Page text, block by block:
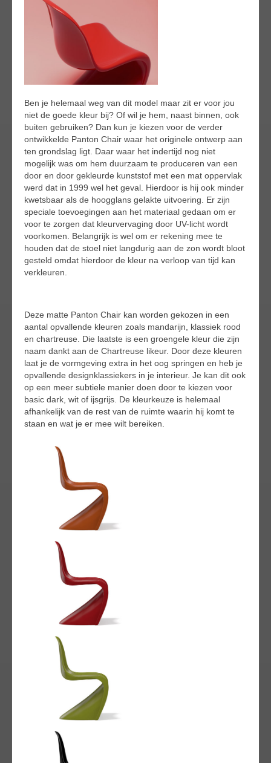
Ben je helemaal weg van dit model maar zit er voor jou
niet de goede kleur bij? Of wil je hem, naast binnen, ook
buiten gebruiken? Dan kun je kiezen voor de verder
ontwikkelde Panton Chair waar het originele ontwerp aan
ten grondslag ligt. Daar waar het indertijd nog niet
mogelijk was om hem duurzaam te produceren van een
door en door gekleurde kunststof met een mat oppervlak
werd dat in 1999 wel het geval. Hierdoor is hij ook minder
kwetsbaar als de hoogglans gelakte uitvoering. Er zijn
speciale toevoegingen aan het materiaal gedaan om er
voor te zorgen dat kleurvervaging door UV-licht wordt
voorkomen. Belangrijk is wel om er rekening mee te
houden dat de stoel niet langdurig aan de zon wordt bloot
gesteld omdat hierdoor de kleur na verloop van tijd kan
verkleuren.
Deze matte Panton Chair kan worden gekozen in een
aantal opvallende kleuren zoals mandarijn, klassiek rood
en chartreuse. Die laatste is een groengele kleur die zijn
naam dankt aan de Chartreuse likeur. Door deze kleuren
laat je de vormgeving extra in het oog springen en heb je
opvallende designklassiekers in je interieur. Je kan dit ook
op een meer subtiele manier doen door te kiezen voor
basic dark, wit of ijsgrijs. De kleurkeuze is helemaal
afhankelijk van de rest van de ruimte waarin hij komt te
staan en wat je er mee wilt bereiken.